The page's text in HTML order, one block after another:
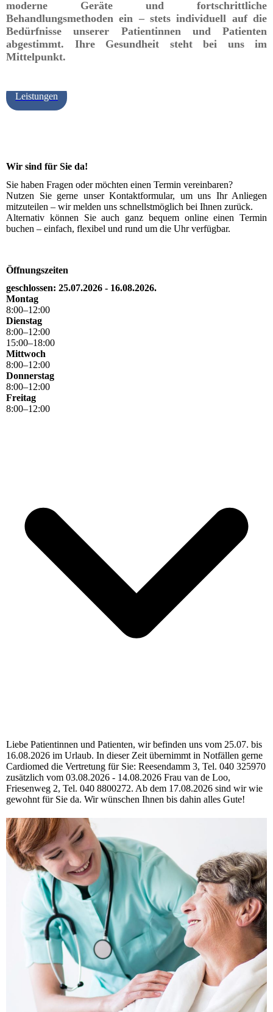
moderne Geräte und fortschrittliche
Behandlungsmethoden ein – stets individuell auf die
Bedürfnisse unserer Patientinnen und Patienten
abgestimmt. Ihre Gesundheit steht bei uns im
Mittelpunkt.
Leistungen
Wir sind für Sie da!
Sie haben Fragen oder möchten einen Termin vereinbaren?
Nutzen Sie gerne unser Kontaktformular, um uns Ihr Anliegen
mitzuteilen – wir melden uns schnellstmöglich bei Ihnen zurück.
Alternativ können Sie auch ganz bequem online einen Termin
buchen – einfach, flexibel und rund um die Uhr verfügbar.
Öffnungszeiten
geschlossen: 25.07.2026 - 16.08.2026.
Montag
8:00–12:00
Dienstag
8:00–12:00
15:00–18:00
Mittwoch
8:00–12:00
Donnerstag
8:00–12:00
Freitag
8:00–12:00
Liebe Patientinnen und Patienten, wir befinden uns vom 25.07. bis
16.08.2026 im Urlaub. In dieser Zeit übernimmt in Notfällen gerne
Cardiomed die Vertretung für Sie: Reesendamm 3, Tel. 040 325970
zusätzlich vom 03.08.2026 - 14.08.2026 Frau van de Loo,
Friesenweg 2, Tel. 040 8800272. Ab dem 17.08.2026 sind wir wie
gewohnt für Sie da. Wir wünschen Ihnen bis dahin alles Gute!